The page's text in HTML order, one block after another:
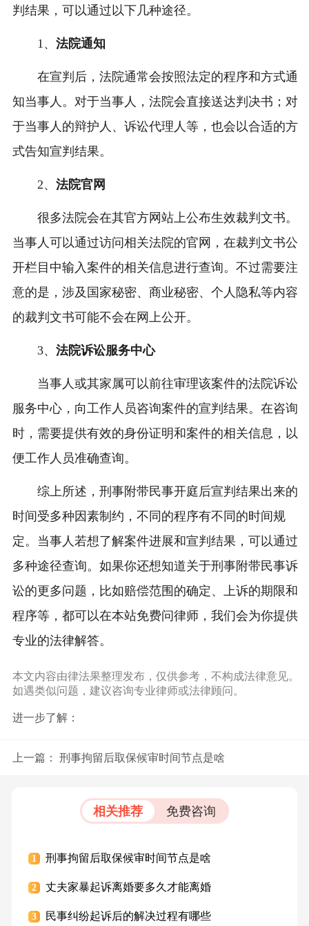
判结果，可以通过以下几种途径。
1、 法院通知
在宣判后，法院通常会按照法定的程序和方式通
知当事人。对于当事人，法院会直接送达判决书；对
于当事人的辩护人、诉讼代理人等，也会以合适的方
式告知宣判结果。
2、 法院官网
很多法院会在其官方网站上公布生效裁判文书。
当事人可以通过访问相关法院的官网，在裁判文书公
开栏目中输入案件的相关信息进行查询。不过需要注
意的是，涉及国家秘密、商业秘密、个人隐私等内容
的裁判文书可能不会在网上公开。
3、 法院诉讼服务中心
当事人或其家属可以前往审理该案件的法院诉讼
服务中心，向工作人员咨询案件的宣判结果。在咨询
时，需要提供有效的身份证明和案件的相关信息，以
便工作人员准确查询。
综上所述，刑事附带民事开庭后宣判结果出来的
时间受多种因素制约，不同的程序有不同的时间规
定。当事人若想了解案件进展和宣判结果，可以通过
多种途径查询。如果你还想知道关于刑事附带民事诉
讼的更多问题，比如赔偿范围的确定、上诉的期限和
程序等，都可以在本站免费问律师，我们会为你提供
专业的法律解答。
本文内容由律法果整理发布，仅供参考，不构成法律意见。
如遇类似问题，建议咨询专业律师或法律顾问。
进一步了解：
上一篇： 刑事拘留后取保候审时间节点是啥
相关推荐 免费咨询
1 刑事拘留后取保候审时间节点是啥
2 丈夫家暴起诉离婚要多久才能离婚
3 民事纠纷起诉后的解决过程有哪些